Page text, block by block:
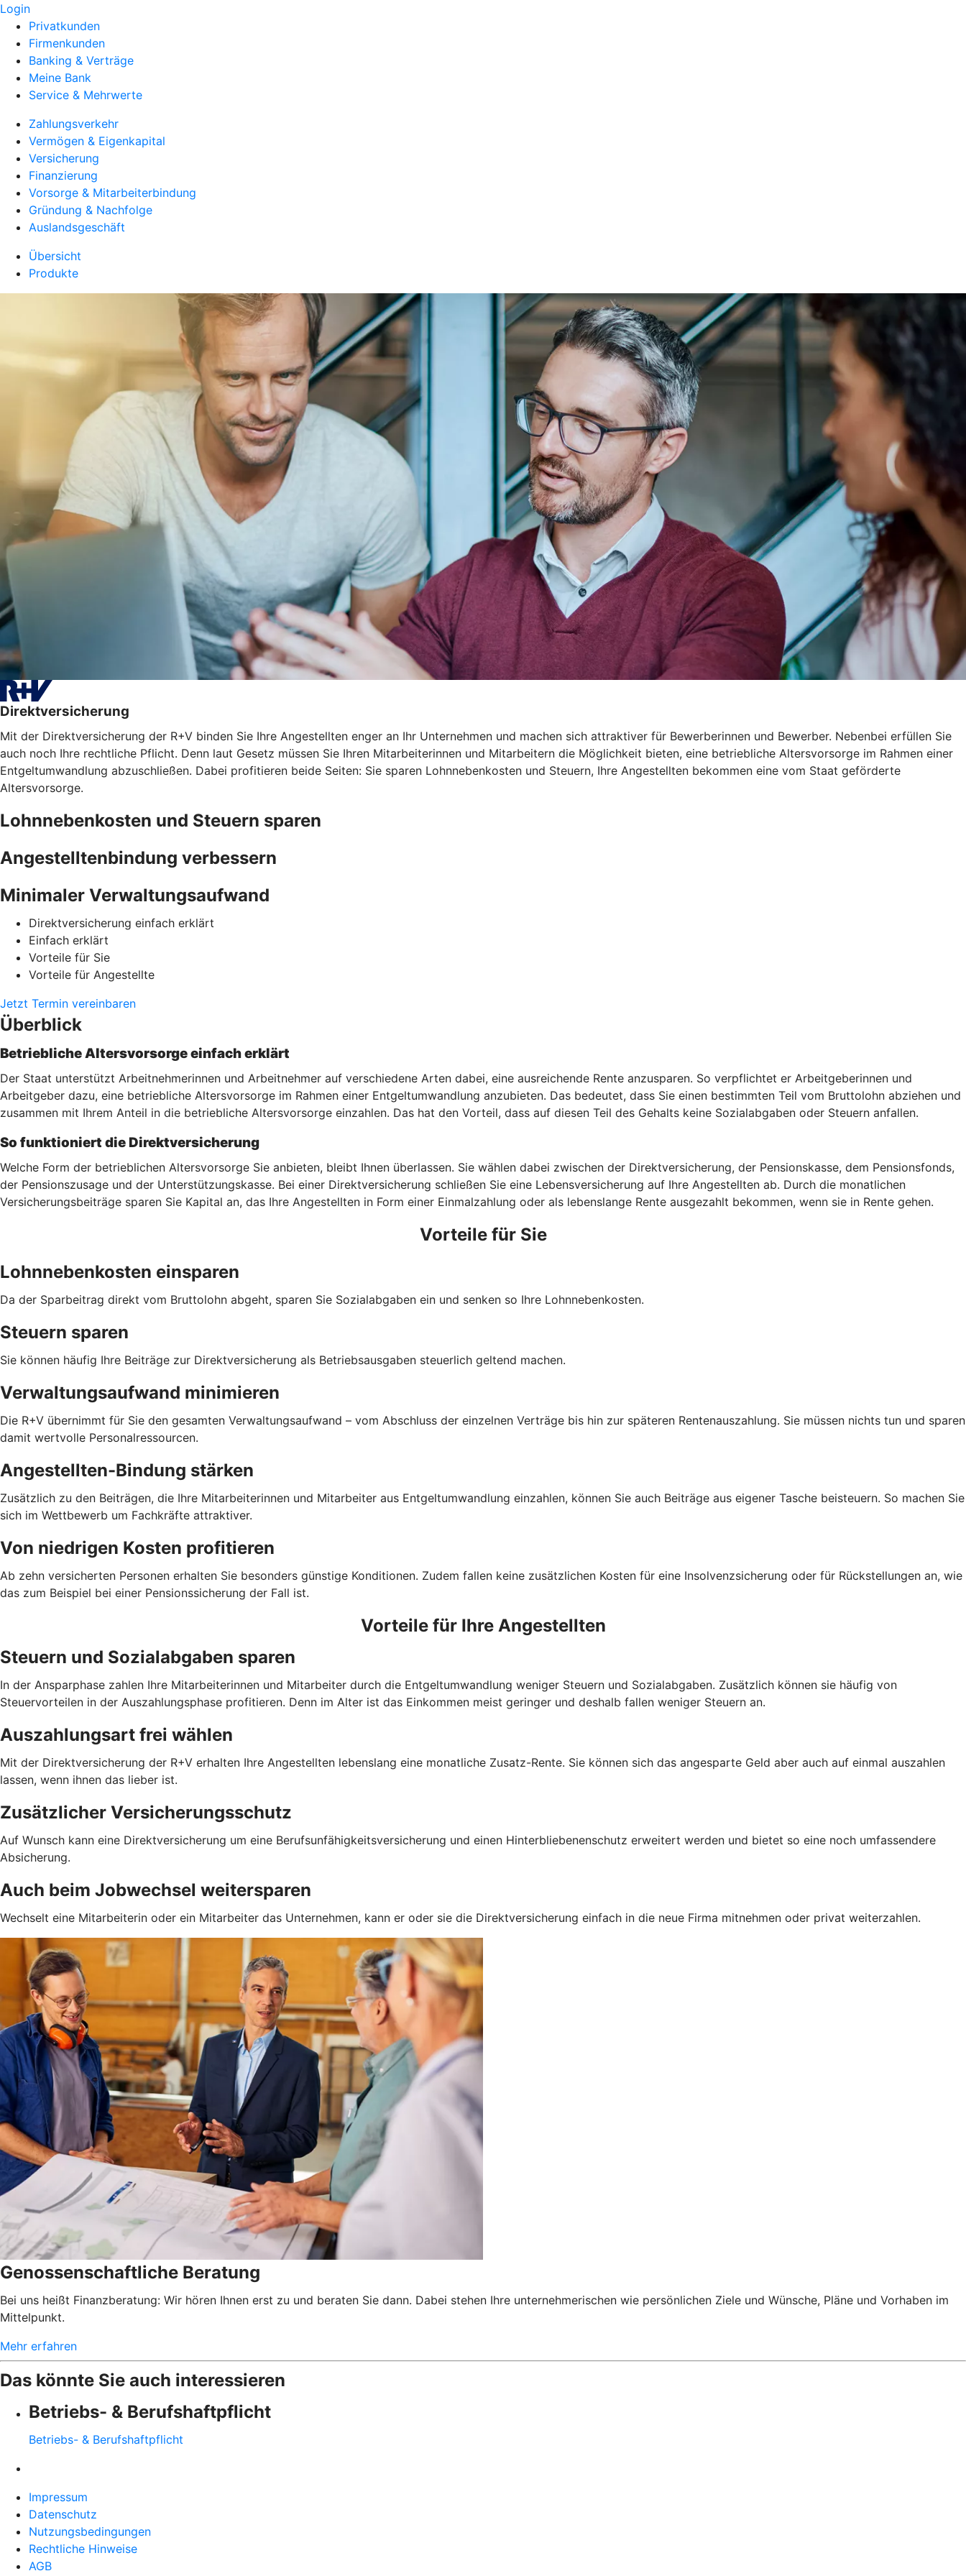
Login
Privatkunden
Firmenkunden
Banking & Verträge
Meine Bank
Service & Mehrwerte
Zahlungsverkehr
Vermögen & Eigenkapital
Versicherung
Finanzierung
Vorsorge & Mitarbeiterbindung
Gründung & Nachfolge
Auslandsgeschäft
Übersicht
Produkte
Direktversicherung
Mit der Direktversicherung der R+V binden Sie Ihre Angestellten enger an Ihr Unternehmen und machen sich attraktiver für Bewerberinnen und Bewerber. Nebenbei erfüllen Sie
auch noch Ihre rechtliche Pflicht. Denn laut Gesetz müssen Sie Ihren Mitarbeiterinnen und Mitarbeitern die Möglichkeit bieten, eine betriebliche Altersvorsorge im Rahmen einer
Entgeltumwandlung abzuschließen. Dabei profitieren beide Seiten: Sie sparen Lohnnebenkosten und Steuern, Ihre Angestellten bekommen eine vom Staat geförderte
Altersvorsorge.
Lohnnebenkosten und Steuern sparen
Angestelltenbindung verbessern
Minimaler Verwaltungsaufwand
Direktversicherung einfach erklärt
Einfach erklärt
Vorteile für Sie
Vorteile für Angestellte
Jetzt Termin vereinbaren
Überblick
Betriebliche Altersvorsorge einfach erklärt
Der Staat unterstützt Arbeitnehmerinnen und Arbeitnehmer auf verschiedene Arten dabei, eine ausreichende Rente anzusparen. So verpflichtet er Arbeitgeberinnen und
Arbeitgeber dazu, eine betriebliche Altersvorsorge im Rahmen einer Entgeltumwandlung anzubieten. Das bedeutet, dass Sie einen bestimmten Teil vom Bruttolohn abziehen und
zusammen mit Ihrem Anteil in die betriebliche Altersvorsorge einzahlen. Das hat den Vorteil, dass auf diesen Teil des Gehalts keine Sozialabgaben oder Steuern anfallen.
So funktioniert die Direktversicherung
Welche Form der betrieblichen Altersvorsorge Sie anbieten, bleibt Ihnen überlassen. Sie wählen dabei zwischen der Direktversicherung, der Pensionskasse, dem Pensionsfonds,
der Pensionszusage und der Unterstützungskasse. Bei einer Direktversicherung schließen Sie eine Lebensversicherung auf Ihre Angestellten ab. Durch die monatlichen
Versicherungsbeiträge sparen Sie Kapital an, das Ihre Angestellten in Form einer Einmalzahlung oder als lebenslange Rente ausgezahlt bekommen, wenn sie in Rente gehen.
Vorteile für Sie
Lohnnebenkosten einsparen
Da der Sparbeitrag direkt vom Bruttolohn abgeht, sparen Sie Sozialabgaben ein und senken so Ihre Lohnnebenkosten.
Steuern sparen
Sie können häufig Ihre Beiträge zur Direktversicherung als Betriebsausgaben steuerlich geltend machen.
Verwaltungsaufwand minimieren
Die R+V übernimmt für Sie den gesamten Verwaltungsaufwand – vom Abschluss der einzelnen Verträge bis hin zur späteren Rentenauszahlung. Sie müssen nichts tun und sparen
damit wertvolle Personalressourcen.
Angestellten-Bindung stärken
Zusätzlich zu den Beiträgen, die Ihre Mitarbeiterinnen und Mitarbeiter aus Entgeltumwandlung einzahlen, können Sie auch Beiträge aus eigener Tasche beisteuern. So machen Sie
sich im Wettbewerb um Fachkräfte attraktiver.
Von niedrigen Kosten profitieren
Ab zehn versicherten Personen erhalten Sie besonders günstige Konditionen. Zudem fallen keine zusätzlichen Kosten für eine Insolvenzsicherung oder für Rückstellungen an, wie
das zum Beispiel bei einer Pensionssicherung der Fall ist.
Vorteile für Ihre Angestellten
Steuern und Sozialabgaben sparen
In der Ansparphase zahlen Ihre Mitarbeiterinnen und Mitarbeiter durch die Entgeltumwandlung weniger Steuern und Sozialabgaben. Zusätzlich können sie häufig von
Steuervorteilen in der Auszahlungsphase profitieren. Denn im Alter ist das Einkommen meist geringer und deshalb fallen weniger Steuern an.
Auszahlungsart frei wählen
Mit der Direktversicherung der R+V erhalten Ihre Angestellten lebenslang eine monatliche Zusatz-Rente. Sie können sich das angesparte Geld aber auch auf einmal auszahlen
lassen, wenn ihnen das lieber ist.
Zusätzlicher Versicherungsschutz
Auf Wunsch kann eine Direktversicherung um eine Berufsunfähigkeitsversicherung und einen Hinterbliebenenschutz erweitert werden und bietet so eine noch umfassendere
Absicherung.
Auch beim Jobwechsel weitersparen
Wechselt eine Mitarbeiterin oder ein Mitarbeiter das Unternehmen, kann er oder sie die Direktversicherung einfach in die neue Firma mitnehmen oder privat weiterzahlen.
Genossenschaftliche Beratung
Bei uns heißt Finanzberatung: Wir hören Ihnen erst zu und beraten Sie dann. Dabei stehen Ihre unternehmerischen wie persönlichen Ziele und Wünsche, Pläne und Vorhaben im
Mittelpunkt.
Mehr erfahren
Das könnte Sie auch interessieren
Betriebs- & Berufshaftpflicht
Betriebs- & Berufshaftpflicht
Impressum
Datenschutz
Nutzungsbedingungen
Rechtliche Hinweise
AGB